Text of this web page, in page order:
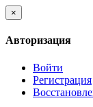
×
Авторизация
Войти
Регистрация